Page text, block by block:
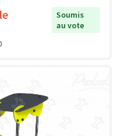
Soumis
au vote